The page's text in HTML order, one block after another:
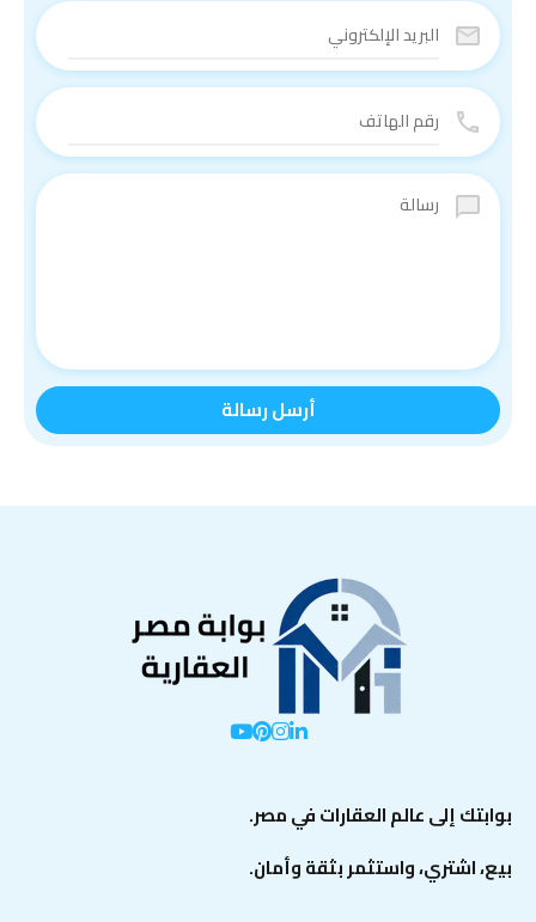
بوابتك إلى عالم العقارات في مصر.
بيع، اشتري، واستثمر بثقة وأمان.